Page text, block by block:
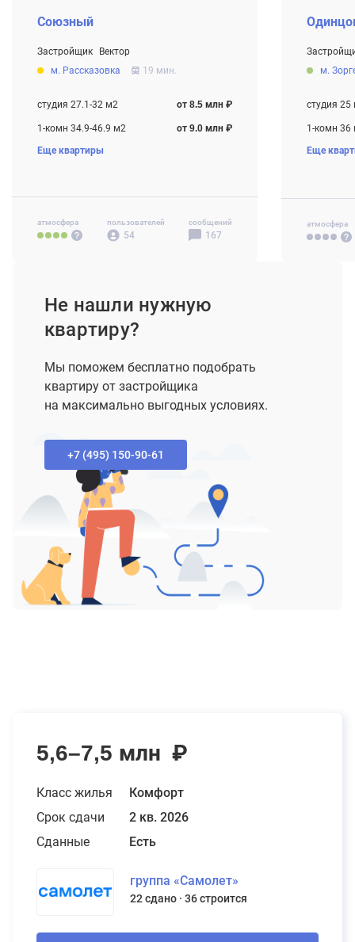
5,6–7,5 млн ₽
Класс жилья
Комфорт
Срок сдачи
2 кв. 2026
Сданные
Есть
группа «Самолет»
22 сдано 36 строится
Союзный
Застройщик
Вектор
Строится , есть сданные корпуса
м. Рассказовка 19 мин.
студия 27.1-32 м2 от 8.5 млн ₽
1-комн 34.9-46.9 м2 от 9.0 млн ₽
2-комн 52.7-68.3 м2
Еще квартиры
атмосфера пользователей
54
сообщений
167
Строится
м.
студия 25
1-комн 36
2-комн 47
Еще
атмосфера
Не нашли нужную
квартиру?
Мы поможем бесплатно подобрать
квартиру от застройщика
на максимально выгодных условиях.
+7 (495) 150-90-61‬